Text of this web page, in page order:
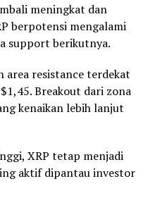
meningkat dan
berpotensi mengalami
support berikutnya.
area resistance terdekat
Breakout dari zona
kenaikan lebih lanjut
XRP tetap menjadi
aktif dipantau investor